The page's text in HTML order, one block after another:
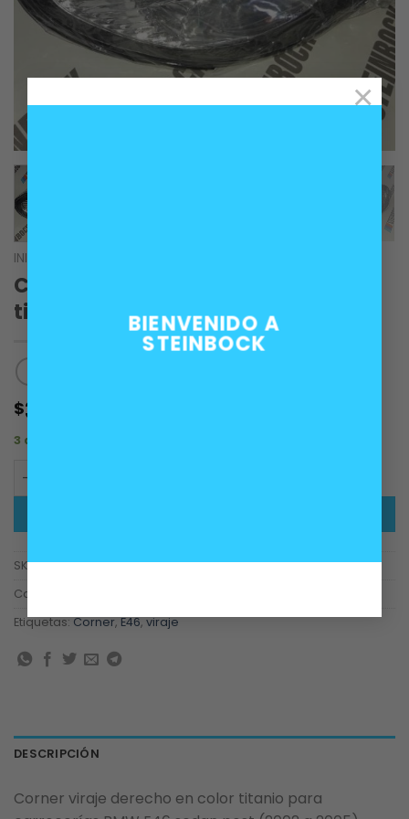
BIENVENIDO A
STEINBOCK
×
INICIO
Corner viraje derecho sedan post
titanio BMW E46
$35.000
3 disponibles
SKU:63137165852, 63136915376
Categorías:
Etiquetas:Corner,E46,viraje
DESCRIPCIÓN
Corner viraje derecho en color titanio para